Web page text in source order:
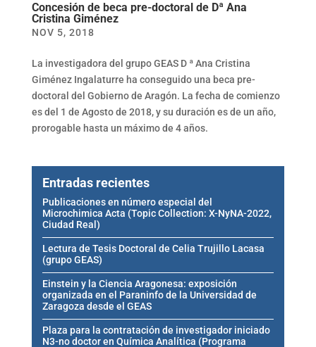
Concesión de beca pre-doctoral de Dª Ana
Cristina Giménez
NOV 5, 2018
La investigadora del grupo GEAS D ª Ana Cristina
Giménez Ingalaturre ha conseguido una beca pre-
doctoral del Gobierno de Aragón. La fecha de comienzo
es del 1 de Agosto de 2018, y su duración es de un año,
prorogable hasta un máximo de 4 años.
Entradas recientes
Publicaciones en número especial del
Microchimica Acta (Topic Collection: X-NyNA-2022,
Ciudad Real)
Lectura de Tesis Doctoral de Celia Trujillo Lacasa
(grupo GEAS)
Einstein y la Ciencia Aragonesa: exposición
organizada en el Paraninfo de la Universidad de
Zaragoza desde el GEAS
Plaza para la contratación de investigador iniciado
N3-no doctor en Química Analítica (Programa